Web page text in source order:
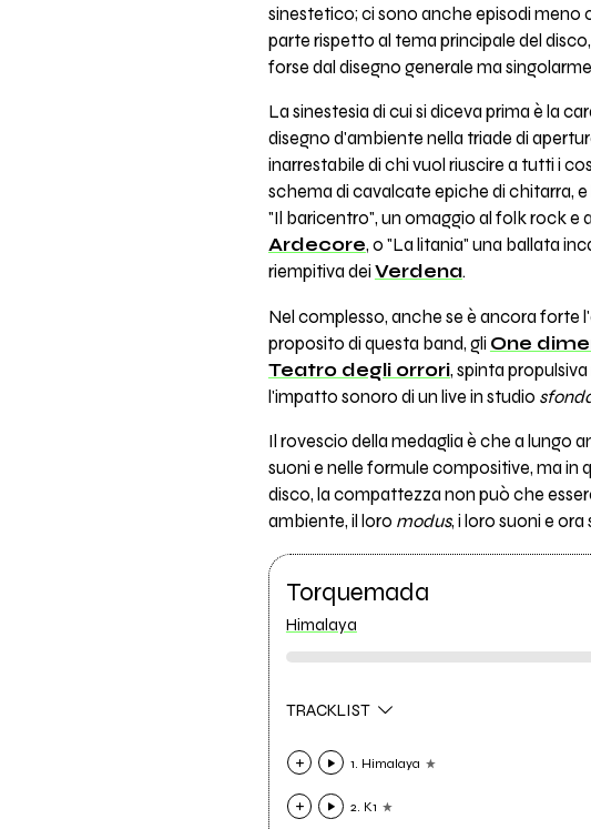
sinestetico; ci sono anche episodi
parte rispetto al tema principale del
forse dal disegno generale ma
La sinestesia di cui si diceva prima è la
disegno d'ambiente nella triade di
inarrestabile di chi vuol riuscire a tutti i
schema di cavalcate epiche di chitarra,
"Il baricentro", un omaggio al folk rock e
Ardecore, o "La litania" una ballata
riempitiva dei Verdena.
Nel complesso, anche se è ancora
proposito di questa band, gli One
Teatro degli orrori, spinta
l'impatto sonoro di un live in studio
Il rovescio della medaglia è che a lungo
suoni e nelle formule compositive, ma in
disco, la compattezza non può che
ambiente, il loro modus, i loro suoni e
Torquemada
Himalaya
TRACKLIST
1. Himalaya
2. K1